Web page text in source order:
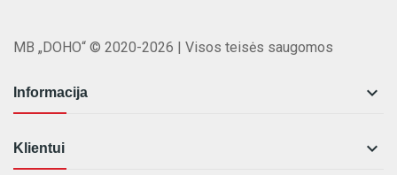
MB „DOHO“ © 2020-2026 | Visos teisės saugomos
Informacija 
Klientui 